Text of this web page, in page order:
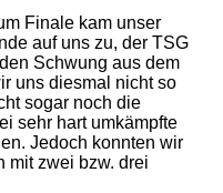
Finale kam unser
auf uns zu, der TSG
Schwung aus dem
uns diesmal nicht so
sogar noch die
sehr hart umkämpfte
Jedoch konnten wir
mit zwei bzw. drei